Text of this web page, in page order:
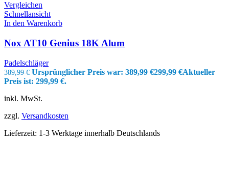
Vergleichen
Schnellansicht
In den Warenkorb
Nox AT10 Genius 18K Alum
Padelschläger
389,99€ Ursprünglicher Preis war: 389,99 €299,99 €Aktueller
Preis ist: 299,99 €.
inkl. MwSt.
zzgl. Versandkosten
Lieferzeit: 1-3 Werktage innerhalb Deutschlands